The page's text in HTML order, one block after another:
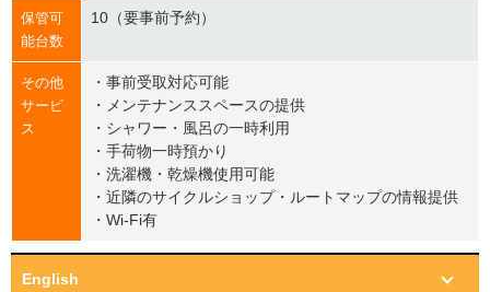
保管可
能台数
10（要事前予約）
その他
サービ
ス
・事前受取対応可能
・メンテナンススペースの提供
・シャワー・風呂の一時利用
・手荷物一時預かり
・洗濯機・乾燥機使用可能
・近隣のサイクルショップ・ルートマップの情報提供
・Wi-Fi有
English